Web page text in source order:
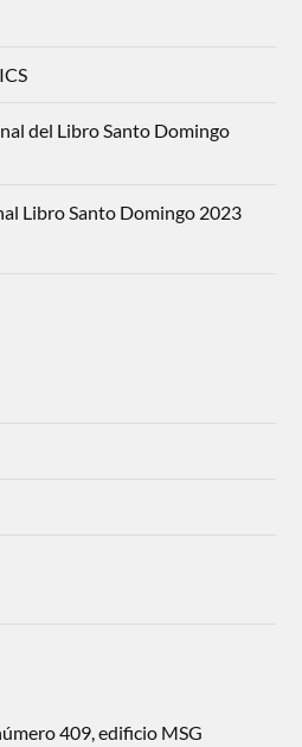
del Libro Santo Domingo
Libro Santo Domingo 2023
409, edificio MSG